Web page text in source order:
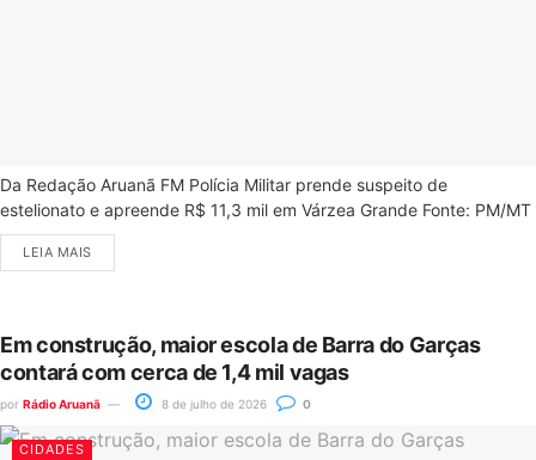
Da Redação Aruanã FM Polícia Militar prende suspeito de
estelionato e apreende R$ 11,3 mil em Várzea Grande Fonte: PM/MT
LEIA MAIS
Em construção, maior escola de Barra do Garças
contará com cerca de 1,4 mil vagas
por Rádio Aruanã 8 de julho de 2026 0
CIDADES